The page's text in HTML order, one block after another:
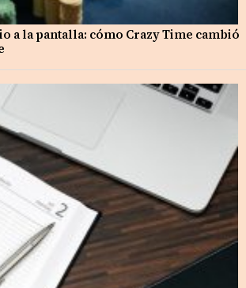
a la pantalla: cómo Crazy Time cambió